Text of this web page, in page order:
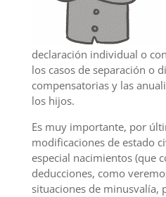
declaración individual o
los casos de separación o
compensatorias y las
los hijos.
Es muy importante, por
modificaciones de estado
especial nacimientos (que
deducciones, como
situaciones de minusvalía,